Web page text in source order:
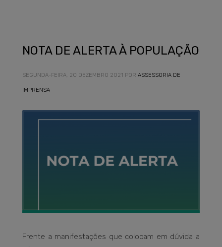
NOTA DE ALERTA À POPULAÇÃO
SEGUNDA-FEIRA, 20 DEZEMBRO 2021 POR ASSESSORIA DE
IMPRENSA
Frente a manifestações que colocam em dúvida a